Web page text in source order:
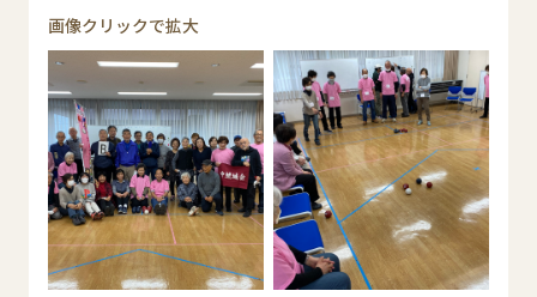
画像クリックで拡大